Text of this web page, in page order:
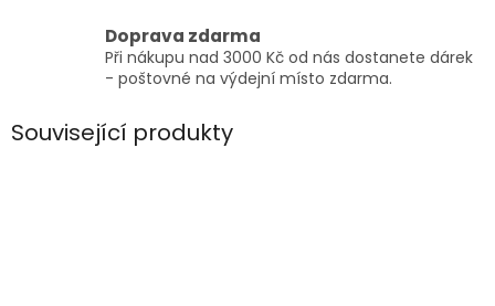
Doprava zdarma
Při nákupu nad 3000 Kč od nás dostanete dárek
- poštovné na výdejní místo zdarma.
Související produkty